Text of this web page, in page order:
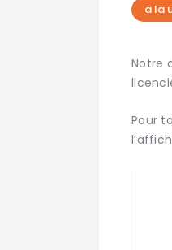
a la
Notre
Pour